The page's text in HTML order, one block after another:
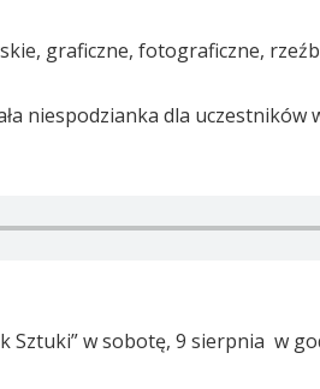
graficzne, fotograficzne,
niespodzianka dla uczestników
Sztuki” w sobotę, 9 sierpnia w